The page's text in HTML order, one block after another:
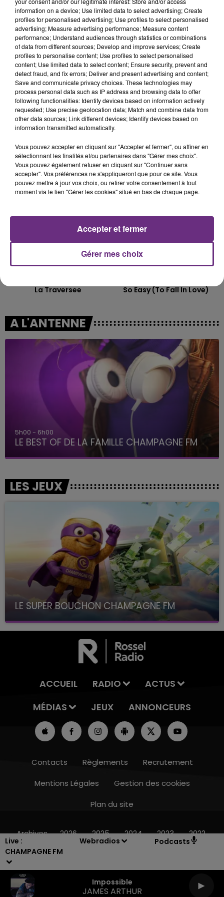
Live :
CHAMPAGNE FM
Webradios Podcasts
Impossible
JAMES ARTHUR
fermer ses portes.
TITRES DIFFUSÉS
17h00
17h00
JENNIFER LOPEZ & DAVID GUETTA
Save Me Tonight
16h56
16h56
RED HOT CHILI PEPPERS
By The Way
16h52
16h52
La Traversee
16h49
16h49
So Easy (to Fall In Love)
A L'ANTENNE
5h00 - 6h00
LE BEST OF DE LA FAMILLE CHAMPAGNE FM
LES JEUX
LE SUPER BOUCHON CHAMPAGNE FM
avec La Famille Champagne FM, à 8H10
ACCUEIL RADIO
ACTUS
MÉDIAS
JEUX ANNONCEURS
Contacts Règlements
Recrutement
Mentions Légales
Gestion des cookies
Plan du site
Archives 2026 2025 2024 2023 2022
information on a device; Use limited data to select advertising; Create
profiles for personalised advertising; Use profiles to select personalised
advertising; Measure advertising performance; Measure content
performance; Understand audiences through statistics or combinations
of data from different sources; Develop and improve services; Create
profiles to personalise content; Use profiles to select personalised
content; Use limited data to select content; Ensure security, prevent and
detect fraud, and fix errors; Deliver and present advertising and content;
Save and communicate privacy choices. These technologies may
process personal data such as IP address and browsing data to offer
following functionalities: Identify devices based on information actively
requested; Use precise geolocation data; Match and combine data from
other data sources; Link different devices; Identify devices based on
information transmitted automatically.
Vous pouvez accepter en cliquant sur "Accepter et fermer", ou affiner en
sélectionnant les finalités et/ou partenaires dans "Gérer mes choix".
Vous pouvez également refuser en cliquant sur "Continuer sans
accepter". Vos préférences ne s'appliqueront que pour ce site. Vous
pouvez mettre à jour vos choix, ou retirer votre consentement à tout
moment via le lien "Gérer les cookies" situé en bas de chaque page.
Gérer mes choix
Accepter et fermer